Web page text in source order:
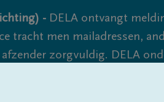
- DELA ontvangt
tracht men mailadressen,
zorgvuldig. DELA
uit te sluiten, dus blijf